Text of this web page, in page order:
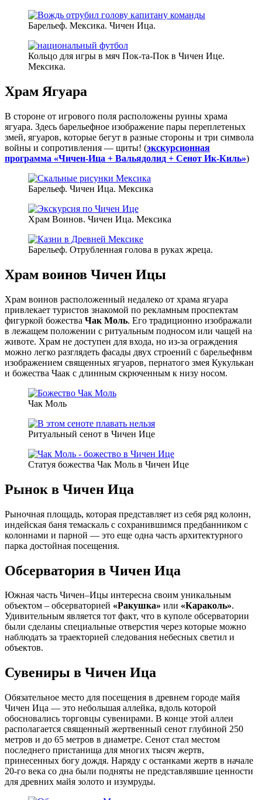
Барельеф. Мексика. Чичен Ица.
Кольцо для игры в мяч Пок-та-Пок в Чичен Ице.
Мексика.
Храм Ягуара
В стороне от игрового поля расположены руины храма
ягуара. Здесь барельефное изображение пары переплетеных
змей, ягуаров, которые бегут в разные стороны и три символа
войны и сопротивления — щиты! (экскурсионная
программа «Чичен-Ица + Вальядолид + Сенот Ик-Киль»)
Барельеф. Чичен Ица. Мексика
Храм Воинов. Чичен Ица. Мексика
Барельеф. Отрубленная голова в руках жреца.
Храм воинов Чичен Ицы
Храм воинов расположенный недалеко от храма ягуара
привлекает туристов знакомой по рекламным проспектам
фигуркой божества Чак Моль. Его традиционно изображали
в лежащем положении с ритуальным подносом или чащей на
животе. Храм не доступен для входа, но из-за ограждения
можно легко разглядеть фасады двух строений с барельефнвм
изображением священных ягуаров, пернатого змея Кукулькан
и божества Чаак с длинным скрюченным к низу носом.
Чак Моль
Ритуальный сенот в Чичен Ице
Статуя божества Чак Моль в Чичен Ице
Рынок в Чичен Ица
Рыночная площадь, которая представляет из себя ряд колонн,
индейская баня темаскаль с сохранившимся предбанником с
колоннами и парной — это еще одна часть архитектурного
парка достойная посещения.
Обсерватория в Чичен Ица
Южная часть Чичен–Ицы интересна своим уникальным
объектом – обсерваторией «Ракушка» или «Караколь».
Удивительным является тот факт, что в куполе обсерватории
были сделаны специальные отверстия через которые можно
наблюдать за траекторией следования небесных светил и
объектов.
Сувениры в Чичен Ица
Обязательное место для посещения в древнем городе майя
Чичен Ица — это небольшая аллейка, вдоль которой
обосновались торговцы сувенирами. В конце этой аллеи
располагается священный жертвенный сенот глубиной 250
метров и до 65 метров в диаметре. Сенот стал местом
последнего пристанища для многих тысяч жертв,
принесенных богу дождя. Наряду с останками жертв в начале
20-го века со дна были подняты не представлявшие ценности
для древних майя золото и изумруды.